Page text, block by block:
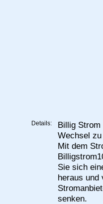
Details:
Billig Strom
Wechsel
Mit dem
Sie sich
heraus und
senken.